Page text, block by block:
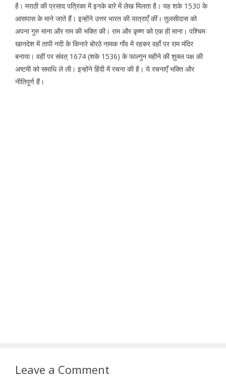
है। मराठी की प्रसाद पत्रिका में इनके बारे में लेख मिलता है। यह शके 1530 के
आसपास के माने जाते हैं। इन्होंने उत्तर भारत की यात्राएँ कीं। तुलसीदास को
अपना गुरु माना और राम की भक्ति की। राम और कृष्ण को एक ही माना। पश्चिम
खानदेश में तापी नदी के किनारे बोरठे नामक गाँव में रहकर वहाँ पर राम मंदिर
बनाया। वहीं पर संवत् 1674 (शके 1536) के फाल्गुन महीने की शुक्ल पक्ष की
अष्टमी को समाधि ले ली। इन्होंने हिंदी में रचना की है। ये रचनाएँ भक्ति और
नीतिपूर्ण हैं।
Leave a Comment